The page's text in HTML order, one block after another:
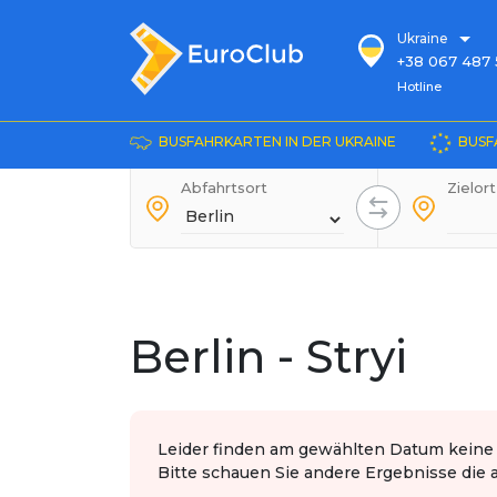
Ukraine
+38 067 487
Hotline
die Auskunft
+38 044
+38 067 240
Hotline
BUSFAHRKARTEN IN DER UKRAINE
Abfahrtsort Zielort
Berlin - Stryi
Leider finden am gewählten Datum
Bitte schauen Sie andere Ergebnisse die